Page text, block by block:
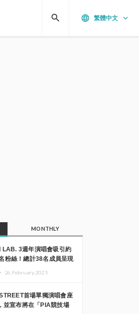
language 繁體中文 keyboard_arrow_down
search
MONTHLY
LAB. 3週年演唱會吸引約
粉絲！總計38名成員呈現
26.February.2025
首場單獨演唱會座
並宣布將在「PIA競技場